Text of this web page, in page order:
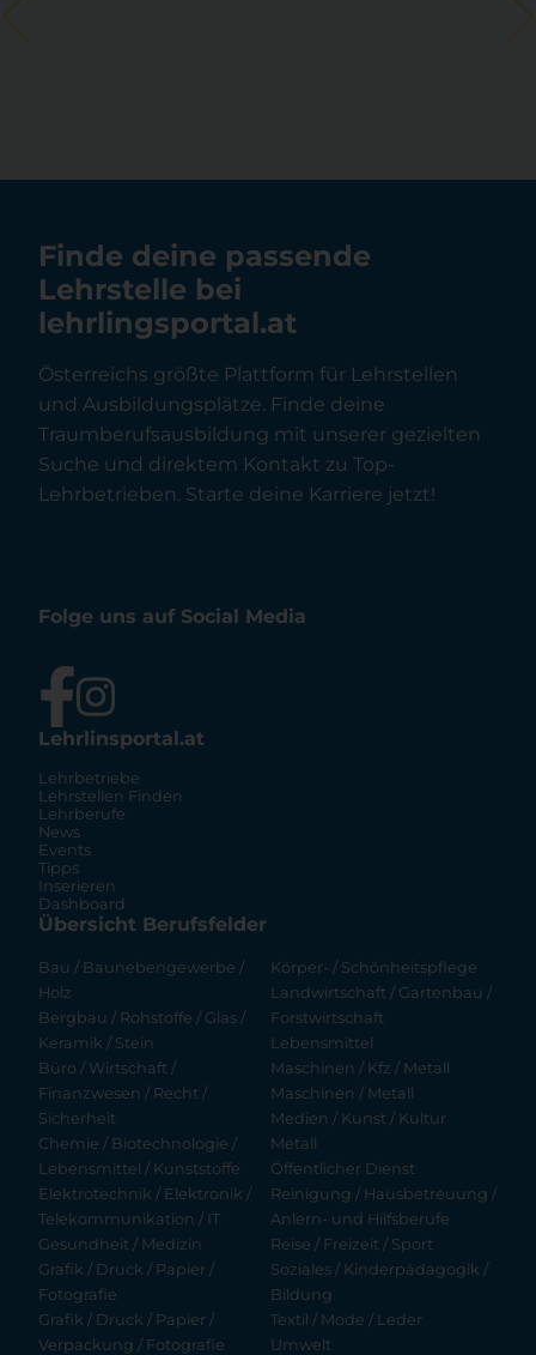
Finde deine passende
Lehrstelle bei
lehrlingsportal.at
Österreichs größte Plattform für Lehrstellen
und Ausbildungsplätze. Finde deine
Traumberufsausbildung mit unserer gezielten
Suche und direktem Kontakt zu Top-
Lehrbetrieben. Starte deine Karriere jetzt!
Folge uns auf Social Media
Lehrlinsportal.at
Lehrbetriebe
Lehrstellen Finden
Lehrberufe
News
Events
Tipps
Inserieren
Dashboard
Übersicht Berufsfelder
Bau / Baunebengewerbe /
Holz
Bergbau / Rohstoffe / Glas /
Keramik / Stein
Büro / Wirtschaft /
Finanzwesen / Recht /
Sicherheit
Chemie / Biotechnologie /
Lebensmittel / Kunststoffe
Elektrotechnik / Elektronik /
Telekommunikation / IT
Gesundheit / Medizin
Grafik / Druck / Papier /
Fotografie
Grafik / Druck / Papier /
Verpackung / Fotografie
Körper- / Schönheitspflege
Landwirtschaft / Gartenbau /
Forstwirtschaft
Lebensmittel
Maschinen / Kfz / Metall
Maschinen / Metall
Medien / Kunst / Kultur
Metall
Öffentlicher Dienst
Reinigung / Hausbetreuung /
Anlern- und Hilfsberufe
Reise / Freizeit / Sport
Soziales / Kinderpädagogik /
Bildung
Textil / Mode / Leder
Umwelt